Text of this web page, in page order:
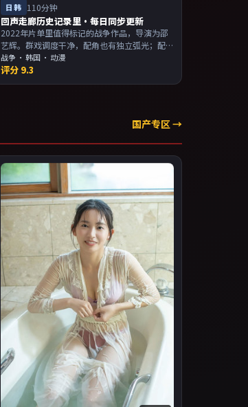
日韩 110分钟
回声走廊历史记录里·每日同步更新
2022年片单里值得标记的战争作品，导演为邵
艺辉。群戏调度干净，配角也有独立弧光；配
乐与画面气质统一。主演以演技派为主，适合
喜欢强叙事与人物关系的观众加入片单。
战争 ·韩国 · 动漫
评分 9.3
国产专区 →